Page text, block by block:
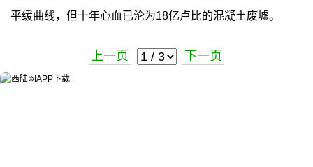
平缓曲线，但十年心血已沦为18亿卢比的混凝土废墟。
上一页 下一页